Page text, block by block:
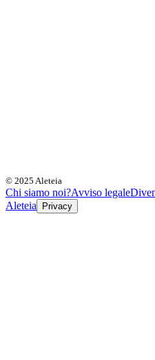
© 2025 Aleteia
Chi siamo noi?Avviso legale
Aleteia
Privacy